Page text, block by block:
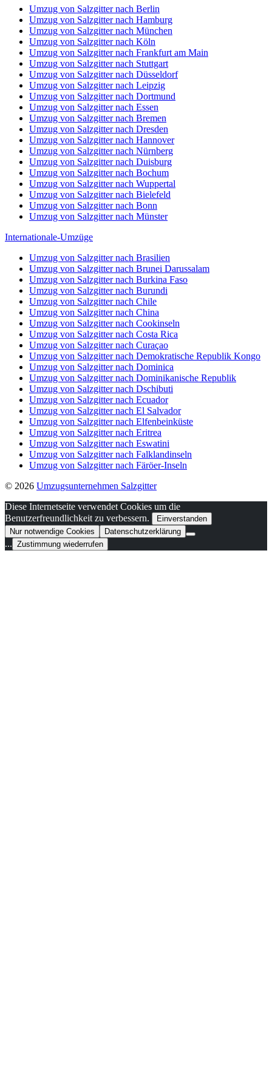
Umzug von Salzgitter nach Berlin
Umzug von Salzgitter nach Hamburg
Umzug von Salzgitter nach München
Umzug von Salzgitter nach Köln
Umzug von Salzgitter nach Frankfurt am Main
Umzug von Salzgitter nach Stuttgart
Umzug von Salzgitter nach Düsseldorf
Umzug von Salzgitter nach Leipzig
Umzug von Salzgitter nach Dortmund
Umzug von Salzgitter nach Essen
Umzug von Salzgitter nach Bremen
Umzug von Salzgitter nach Dresden
Umzug von Salzgitter nach Hannover
Umzug von Salzgitter nach Nürnberg
Umzug von Salzgitter nach Duisburg
Umzug von Salzgitter nach Bochum
Umzug von Salzgitter nach Wuppertal
Umzug von Salzgitter nach Bielefeld
Umzug von Salzgitter nach Bonn
Umzug von Salzgitter nach Münster
Internationale-Umzüge
Umzug von Salzgitter nach Brasilien
Umzug von Salzgitter nach Brunei Darussalam
Umzug von Salzgitter nach Burkina Faso
Umzug von Salzgitter nach Burundi
Umzug von Salzgitter nach Chile
Umzug von Salzgitter nach China
Umzug von Salzgitter nach Cookinseln
Umzug von Salzgitter nach Costa Rica
Umzug von Salzgitter nach Curaçao
Umzug von Salzgitter nach Demokratische Republik Kongo
Umzug von Salzgitter nach Dominica
Umzug von Salzgitter nach Dominikanische Republik
Umzug von Salzgitter nach Dschibuti
Umzug von Salzgitter nach Ecuador
Umzug von Salzgitter nach El Salvador
Umzug von Salzgitter nach Elfenbeinküste
Umzug von Salzgitter nach Eritrea
Umzug von Salzgitter nach Eswatini
Umzug von Salzgitter nach Falklandinseln
Umzug von Salzgitter nach Färöer-Inseln
© 2026 Umzugsunternehmen Salzgitter
Diese Internetseite verwendet Cookies um die
Benutzerfreundlichkeit zu verbessern.
Einverstanden
Nur notwendige Cookies
Datenschutzerklärung
... Zustimmung wiederrufen